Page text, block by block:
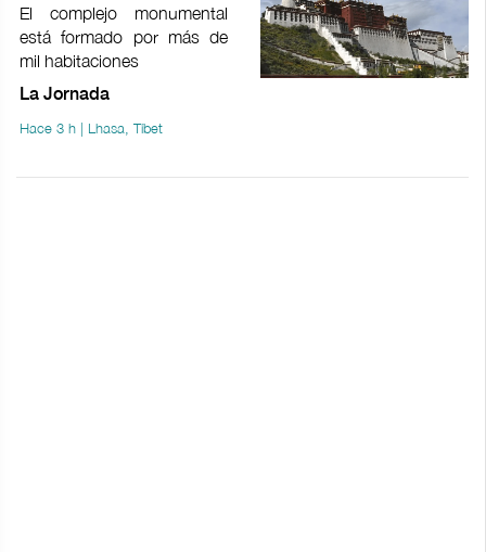
El complejo monumental
está formado por más de
mil habitaciones
La Jornada
Hace 3 h | Lhasa, Tíbet